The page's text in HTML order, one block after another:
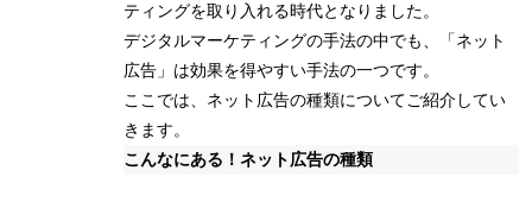
ティングを取り入れる時代となりました。
デジタルマーケティングの手法の中でも、「ネット
広告」は効果を得やすい手法の一つです。
ここでは、ネット広告の種類についてご紹介してい
きます。
こんなにある！ネット広告の種類